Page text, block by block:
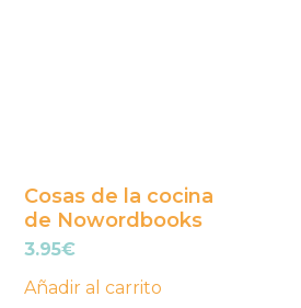
Cosas de la cocina
de Nowordbooks
3.95€
Añadir al carrito